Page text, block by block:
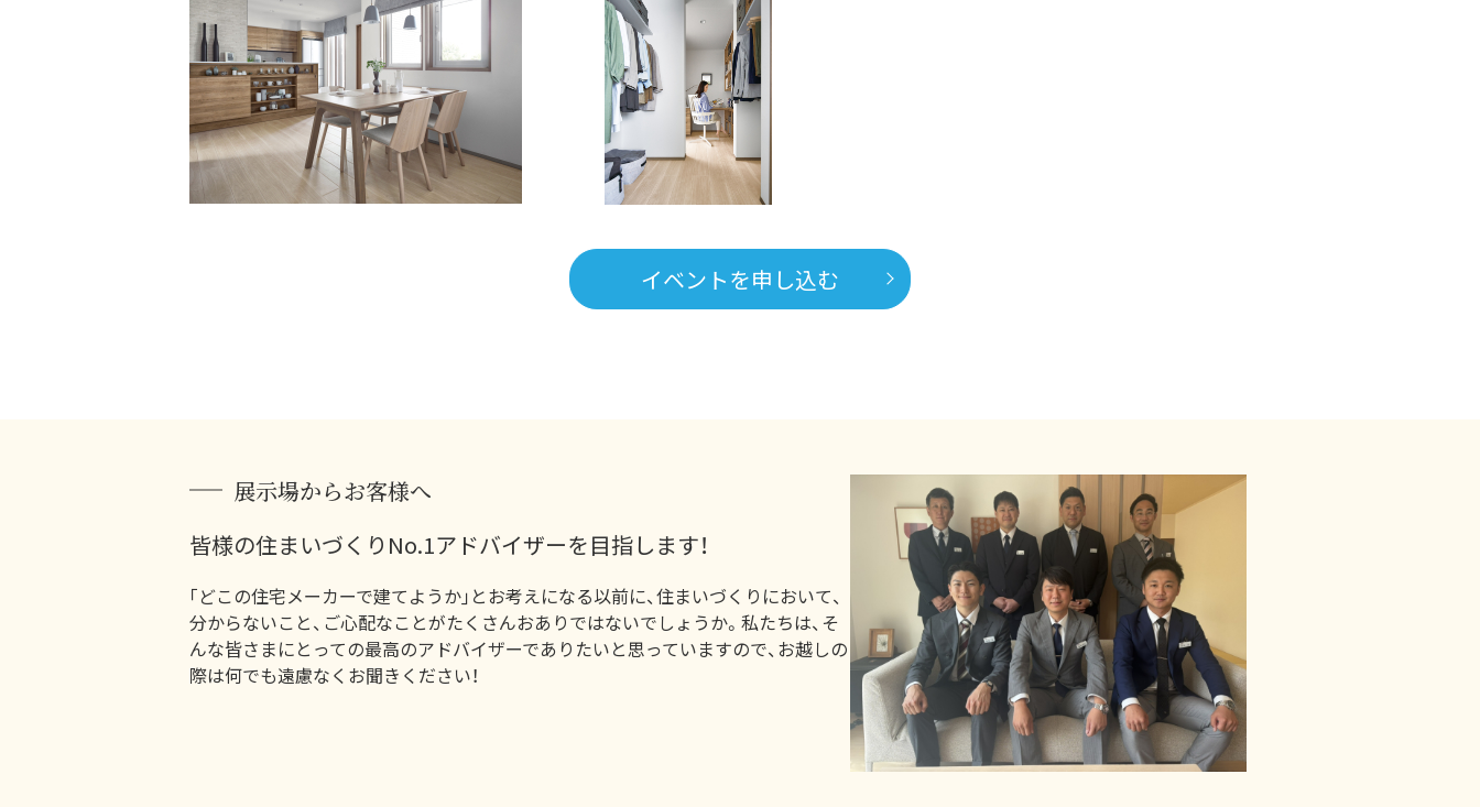
イベントを申し込む
展示場からお客様へ
皆様の住まいづくりNo.1アドバイザーを目指します！
｢どこの住宅メーカーで建てようか｣とお考えになる以前に、住まいづくりにおいて、
分からないこと、ご心配なことがたくさんおありではないでしょうか。私たちは、そ
んな皆さまにとっての最高のアドバイザーでありたいと思っていますので、お越しの
際は何でも遠慮なくお聞きください！